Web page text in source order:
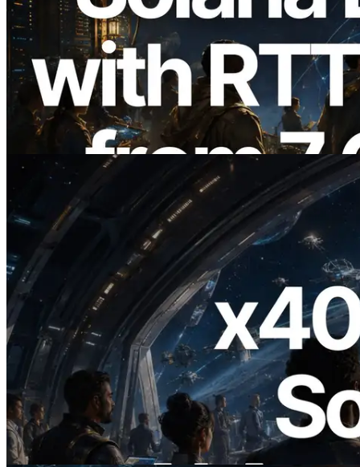
2026.08.05
ERPC étend l’API Solana Leader Slot
avec la mesure du ping depuis 7 régions
du monde — l’API Validators
Information est également lancée
2026.07.04
ERPC lance un RPC Solana compatible
x402 — L'ère où les agents IA paient à la
demande les API dont ils ont besoin
Lire cet article